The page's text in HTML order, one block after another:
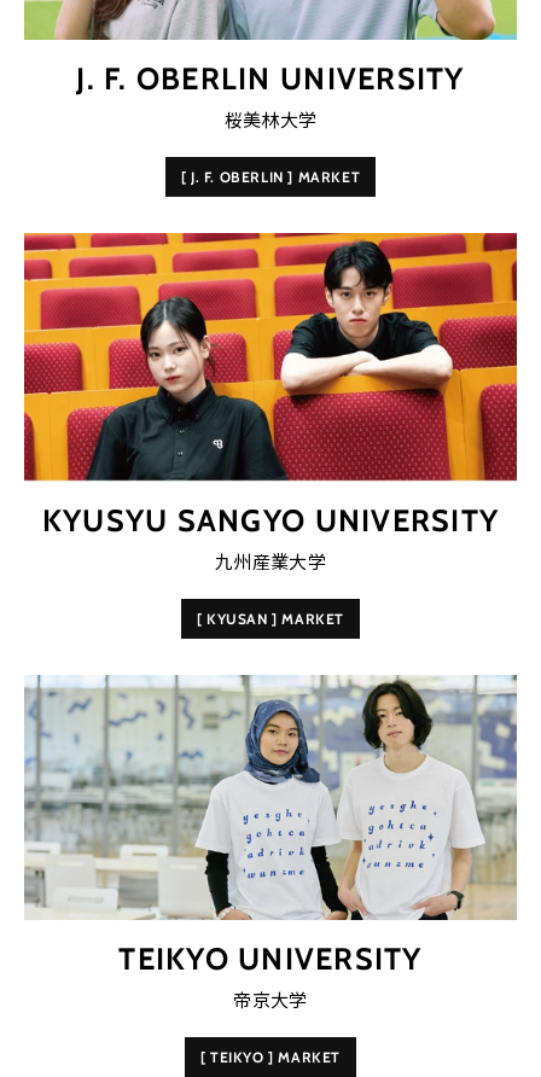
J. F. OBERLIN UNIVERSITY
桜美林大学
[ J. F. OBERLIN ] MARKET
KYUSYU SANGYO UNIVERSITY
九州産業大学
[ KYUSAN ] MARKET
TEIKYO UNIVERSITY
帝京大学
[ TEIKYO ] MARKET